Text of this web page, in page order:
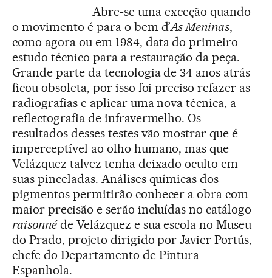
Abre-se uma exceção quando
o movimento é para o bem d’As Meninas,
como agora ou em 1984, data do primeiro
estudo técnico para a restauração da peça.
Grande parte da tecnologia de 34 anos atrás
ficou obsoleta, por isso foi preciso refazer as
radiografias e aplicar uma nova técnica, a
reflectografia de infravermelho. Os
resultados desses testes vão mostrar que é
imperceptível ao olho humano, mas que
Velázquez talvez tenha deixado oculto em
suas pinceladas. Análises químicas dos
pigmentos permitirão conhecer a obra com
maior precisão e serão incluídas no catálogo
raisonnéde Velázquez e sua escola no Museu
do Prado, projeto dirigido por Javier Portús,
chefe do Departamento de Pintura
Espanhola.